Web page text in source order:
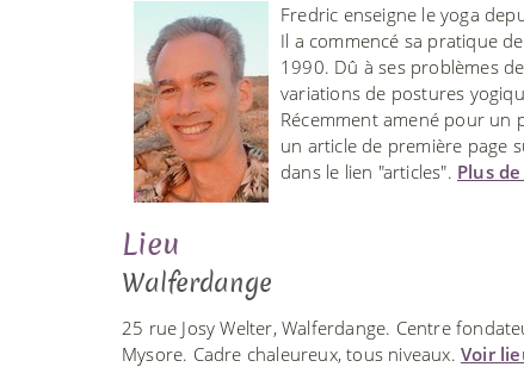
Fredric enseigne le yoga
Il a commencé sa pratique
1990. Dû à ses problèmes
variations de postures
Récemment amené pour
un article de première page
dans le lien "articles". Plus
Lieu
Walferdange
25 rue Josy Welter, Walferdange. Centre
Mysore. Cadre chaleureux, tous niveaux. Voir